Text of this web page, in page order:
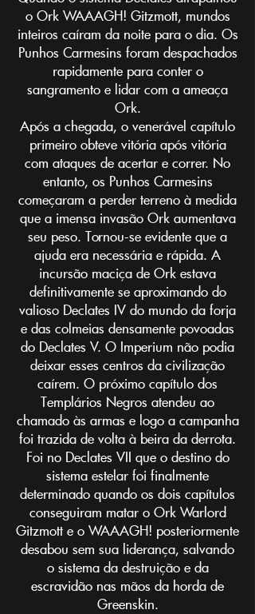
o Ork WAAAGH! Gitzmott, mundos
inteiros caíram da noite para o dia. Os
Punhos Carmesins foram despachados
rapidamente para conter o
sangramento e lidar com a ameaça
Ork.
Após a chegada, o venerável capítulo
primeiro obteve vitória após vitória
com ataques de acertar e correr. No
entanto, os Punhos Carmesins
começaram a perder terreno à medida
que a imensa invasão Ork aumentava
seu peso. Tornou-se evidente que a
ajuda era necessária e rápida. A
incursão maciça de Ork estava
definitivamente se aproximando do
valioso Declates IV do mundo da forja
e das colmeias densamente povoadas
do Declates V. O Imperium não podia
deixar esses centros da civilização
caírem. O próximo capítulo dos
Templários Negros atendeu ao
chamado às armas e logo a campanha
foi trazida de volta à beira da derrota.
Foi no Declates VII que o destino do
sistema estelar foi finalmente
determinado quando os dois capítulos
conseguiram matar o Ork Warlord
Gitzmott e o WAAAGH! posteriormente
desabou sem sua liderança, salvando
o sistema da destruição e da
escravidão nas mãos da horda de
Greenskin.